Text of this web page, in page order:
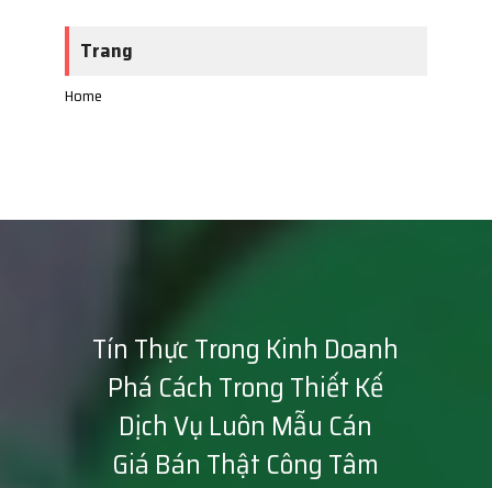
Trang
Home
Tín Thực Trong Kinh Doanh
Phá Cách Trong Thiết Kế
Dịch Vụ Luôn Mẫu Cán
Giá Bán Thật Công Tâm